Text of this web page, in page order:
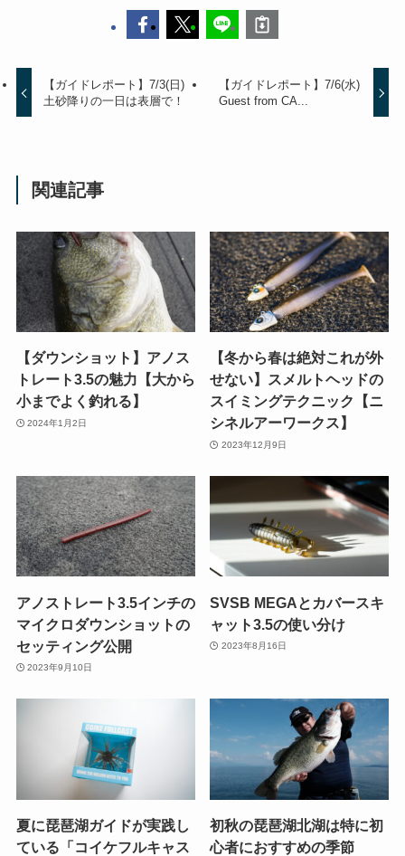
【ガイドレポート】7/3(日)
土砂降りの一日は表層で！
【ガイドレポート】7/6(水)
Guest from CA...
関連記事
【ダウンショット】アノス
トレート3.5の魅力【大から
小までよく釣れる】
2024年1月2日
【冬から春は絶対これが外
せない】スメルトヘッドの
スイミングテクニック【ニ
シネルアーワークス】
2023年12月9日
アノストレート3.5インチの
マイクロダウンショットの
セッティング公開
2023年9月10日
SVSB MEGAとカバースキ
ャット3.5の使い分け
2023年8月16日
夏に琵琶湖ガイドが実践し
ている「コイケフルキャス
初秋の琵琶湖北湖は特に初
心者におすすめの季節